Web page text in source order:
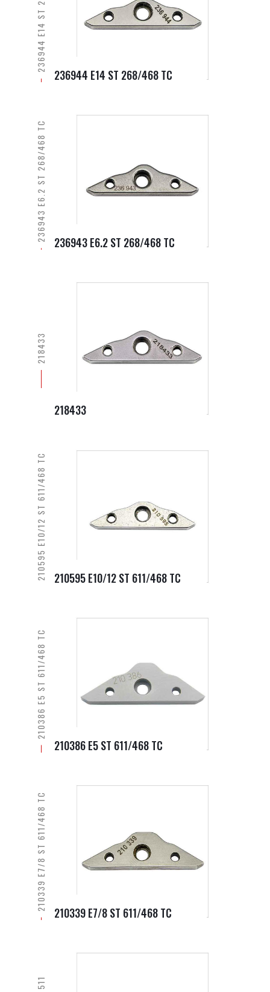
236944 E14 ST 268/468 TC
236943 E6.2 ST 268/468 TC
236943 E6.2 ST 268/468 TC
218433
218433
210595 E10/12 ST 611/468 TC 210595 E10/12 ST 611/468 TC
210386 E5 ST 611/468 TC
210386 E5 ST 611/468 TC
210339 E7/8 ST 611/468 TC
210339 E7/8 ST 611/468 TC